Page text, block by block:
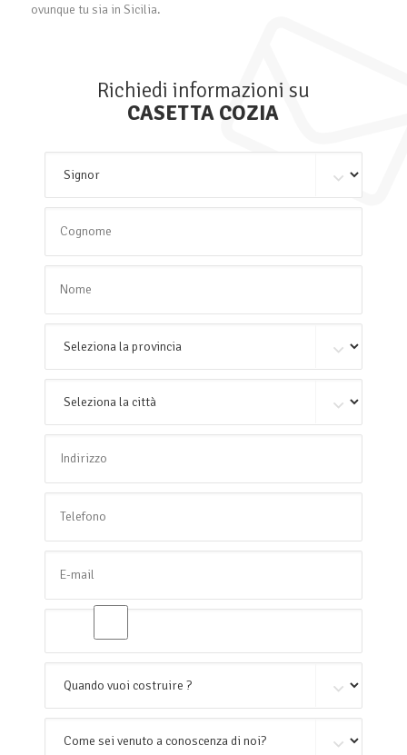
ovunque tu sia in Sicilia.
Richiedi informazioni su
CASETTA COZIA